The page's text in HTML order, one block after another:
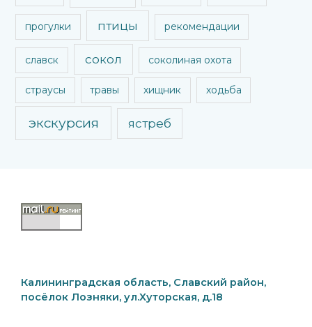
прогулки птицы рекомендации
славск сокол соколиная охота
страусы травы хищник ходьба
экскурсия ястреб
Калининградская область, Славский район,
посёлок Лозняки, ул.Хуторская, д.18